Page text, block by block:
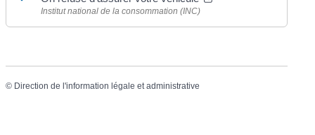
Institut national de la consommation (INC)
© Direction de l'information légale et administrative